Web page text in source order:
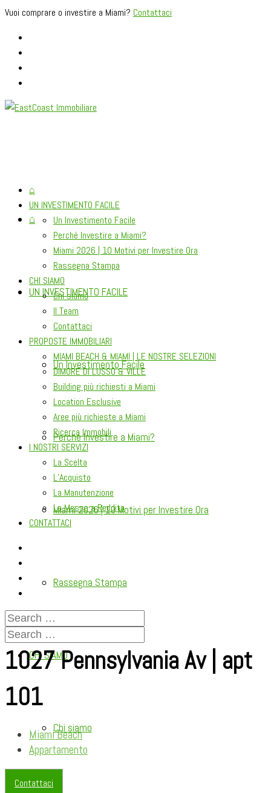
Vuoi comprare o investire a Miami? Contattaci
⌂
UN INVESTIMENTO FACILE
Un Investimento Facile
Perché Investire a Miami?
Miami 2026 | 10 Motivi per Investire Ora
Rassegna Stampa
CHI SIAMO
Chi siamo
⌂
UN INVESTIMENTO FACILE
Un Investimento Facile
Perché Investire a Miami?
Miami 2026 | 10 Motivi per Investire Ora
Rassegna Stampa
CHI SIAMO
Chi siamo
Il Team
Contattaci
PROPOSTE IMMOBILIARI
MIAMI BEACH & MIAMI | LE NOSTRE SELEZIONI
DIMORE DI LUSSO & VILLE
Building più richiesti a Miami
Location Esclusive
Aree più richieste a Miami
Ricerca Immobili
I NOSTRI SERVIZI
La Scelta
L’Acquisto
La Manutenzione
La Messa a Reddito
CONTATTACI
1027 Pennsylvania Av | apt
101
Miami Beach
Appartamento
Contattaci